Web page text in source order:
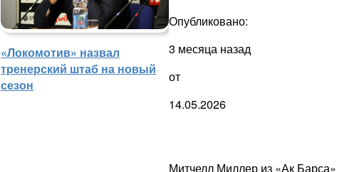
«Локомотив» назвал
тренерский штаб на новый
сезон
Опубликовано:
3 месяца назад
от
14.05.2026
Митчелл Миллер из «Ак Барса»